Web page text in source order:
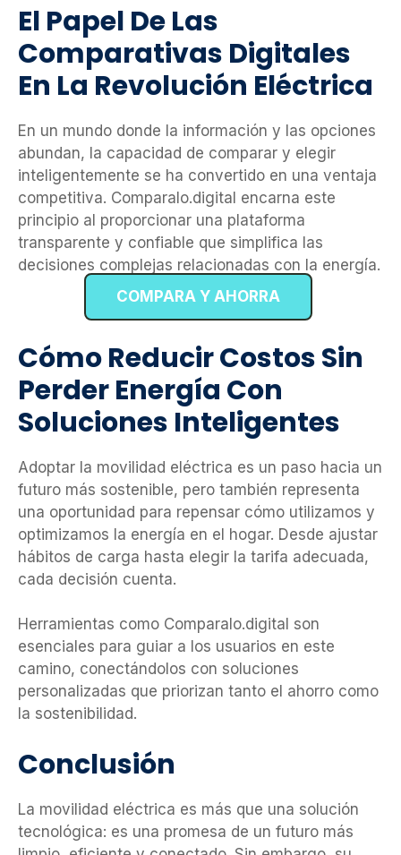
El Papel De Las
Comparativas Digitales
En La Revolución Eléctrica
En un mundo donde la información y las opciones
abundan, la capacidad de comparar y elegir
inteligentemente se ha convertido en una ventaja
competitiva. Comparalo.digital encarna este
principio al proporcionar una plataforma
transparente y confiable que simplifica las
decisiones complejas relacionadas con la energía.
COMPARA Y AHORRA
Cómo Reducir Costos Sin
Perder Energía Con
Soluciones Inteligentes
Adoptar la movilidad eléctrica es un paso hacia un
futuro más sostenible, pero también representa
una oportunidad para repensar cómo utilizamos y
optimizamos la energía en el hogar. Desde ajustar
hábitos de carga hasta elegir la tarifa adecuada,
cada decisión cuenta.
Herramientas como Comparalo.digital son
esenciales para guiar a los usuarios en este
camino, conectándolos con soluciones
personalizadas que priorizan tanto el ahorro como
la sostenibilidad.
Conclusión
La movilidad eléctrica es más que una solución
tecnológica: es una promesa de un futuro más